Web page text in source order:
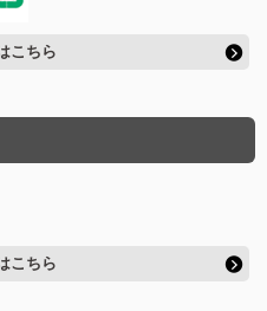
こちら
こちら